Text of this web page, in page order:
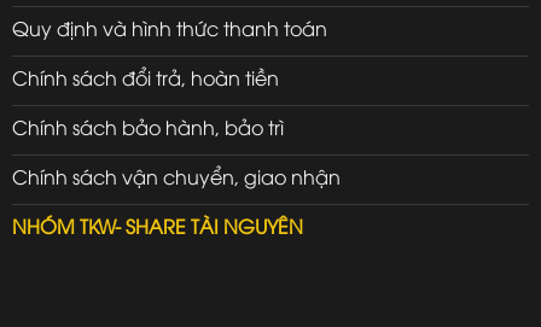
Quy định và hình thức thanh toán
Chính sách đổi trả, hoàn tiền
Chính sách bảo hành, bảo trì
Chính sách vận chuyển, giao nhận
NHÓM TKW- SHARE TÀI NGUYÊN